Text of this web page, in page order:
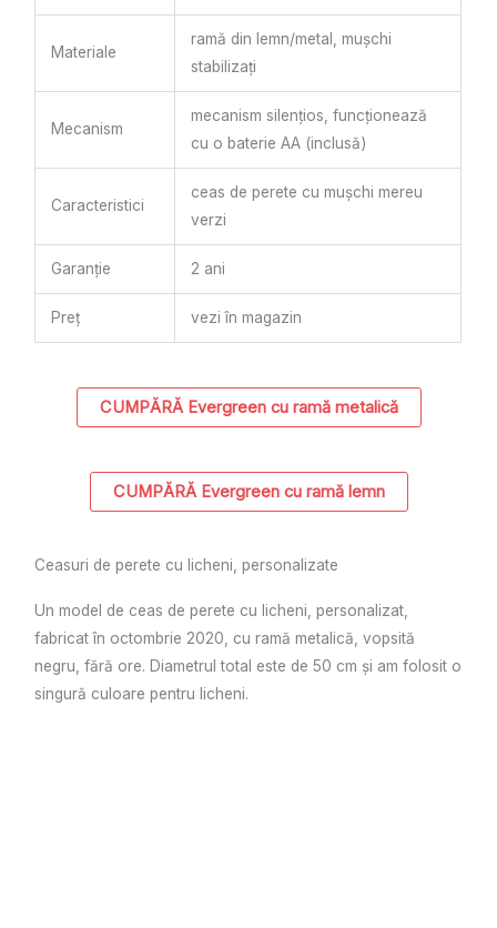
Materiale
ramă din lemn/metal, mușchi
stabilizați
Mecanism
mecanism silențios, funcționează
cu o baterie AA (inclusă)
Caracteristici
ceas de perete cu mușchi mereu
verzi
Garanție 2 ani
Preț vezi în magazin
CUMPĂRĂ Evergreen cu ramă metalică
CUMPĂRĂ Evergreen cu ramă lemn
Ceasuri de perete cu licheni, personalizate
Un model de ceas de perete cu licheni, personalizat,
fabricat în octombrie 2020, cu ramă metalică, vopsită
negru, fără ore. Diametrul total este de 50 cm și am folosit o
singură culoare pentru licheni.